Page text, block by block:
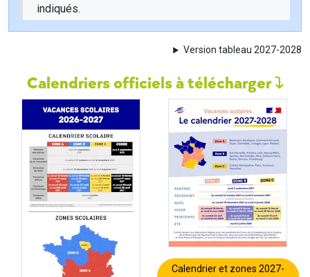
indiqués.
Version tableau 2027-2028
Calendriers officiels à télécharger
Calendrier et zones 2027-